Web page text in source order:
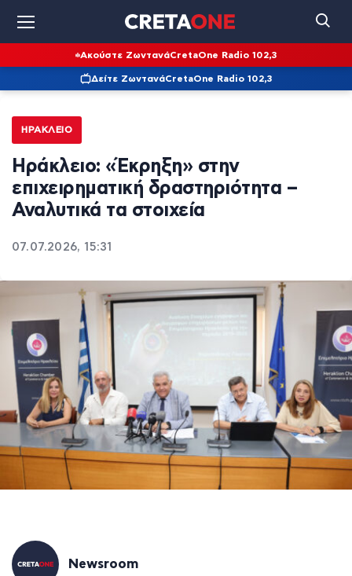
Ακούστε ΖωντανάCretaOne Radio 102,3
Δείτε ΖωντανάCretaOne Radio 102,3
ΗΡΆΚΛΕΙΟ
Ηράκλειο: «Έκρηξη» στην
επιχειρηματική δραστηριότητα –
Αναλυτικά τα στοιχεία
07.07.2026, 15:31
Newsroom